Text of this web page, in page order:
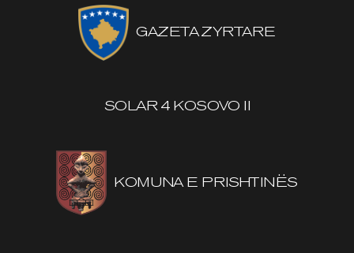
GAZETA ZYRTARE
SOLAR 4 KOSOVO II
KOMUNA E PRISHTINËS